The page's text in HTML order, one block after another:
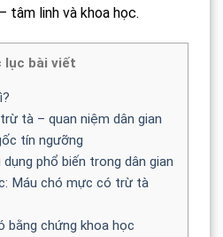
tâm linh và khoa học.
lục bài viết
tà – quan niệm dân gian
tín ngưỡng
dụng phổ biến trong dân gian
Máu chó mực có trừ tà
bằng chứng khoa học